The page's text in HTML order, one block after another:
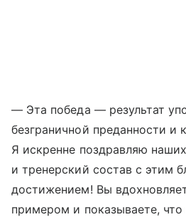
— Эта победа — результат
безграничной преданности и
Я искренне поздравляю
и тренерский состав с этим
достижением! Вы
примером и показываете,